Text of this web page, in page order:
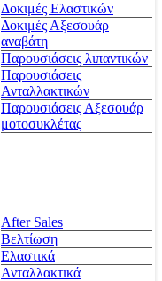
Δοκιμές Ελαστικών
Δοκιμές Αξεσουάρ
αναβάτη
Παρουσιάσεις λιπαντικών
Παρουσιάσεις
Ανταλλακτικών
Παρουσιάσεις Αξεσουάρ
μοτοσυκλέτας
Αfter Sales
Βελτίωση
Ελαστικά
Ανταλλακτικά